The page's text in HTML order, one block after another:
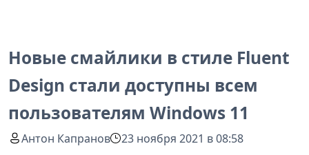
Новые смайлики в стиле Fluent
Design стали доступны всем
пользователям Windows 11
Антон Капранов
23 ноября 2021 в 08:58